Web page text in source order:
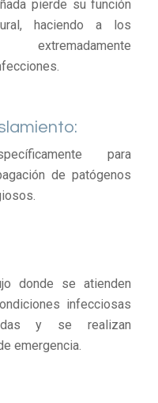
pierde su función
haciendo a los
para
de patógenos
donde se atienden
infecciosas
y se realizan
emergencia.